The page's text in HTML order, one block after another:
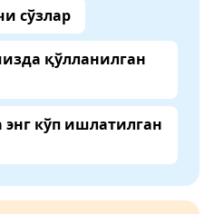
сўзлар
қўлланилган
кўп ишлатилган